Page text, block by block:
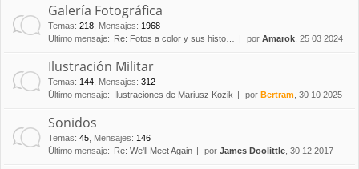
Galería Fotográfica
Temas: 218 Mensajes: 1968
Último mensaje:
Re: Fotos a color y sus histo… por Amarok , 25 03 2024
Ilustración Militar
Temas: 144 Mensajes: 312
Último mensaje:
Ilustraciones de Mariusz Kozik por Bertram , 30 10 2025
Sonidos
Temas: 45 Mensajes: 146
Último mensaje:
Re: We'll Meet Again por James Doolittle , 30 12 2017